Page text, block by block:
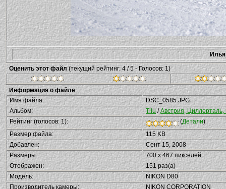
Оценить этот файл(текущий рейтинг: 4 / 5 - Голосов: 1)
Информация о файле
Имя файла:
DSC_0585.JPG
Альбом:
Tilu/Австрия,
Рейтинг (голосов: 1):
(Детали)
Размер файла:
115 KB
Добавлен:
Сент 15, 2008
Размеры:
700 x 467 пикселей
Отображен:
151 раз(а)
Модель:
NIKON D80
Производитель камеры:
NIKON CORPORATION